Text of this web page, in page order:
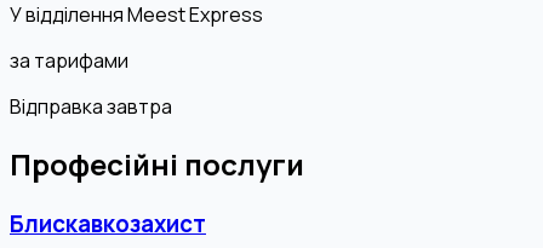
У відділення Meest Express
за тарифами
Відправка завтра
Професійні послуги
Блискавкозахист